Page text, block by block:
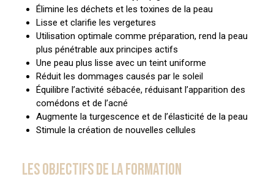
Élimine les déchets et les toxines de la peau
Lisse et clarifie les vergetures
Utilisation optimale comme préparation, rend la peau
plus pénétrable aux principes actifs
Une peau plus lisse avec un teint uniforme
Réduit les dommages causés par le soleil
Équilibre l’activité sébacée, réduisant l’apparition des
comédons et de l’acné
Augmente la turgescence et de l’élasticité de la peau
Stimule la création de nouvelles cellules
LES OBJECTIFS DE LA FORMATION